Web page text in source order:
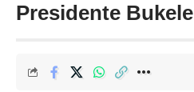
Presidente Bukele